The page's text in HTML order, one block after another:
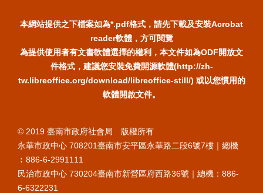
本網站提供之下檔案如為*.pdf格式，請先下載及安裝Acrobat
reader軟體，方可閱覽
為提供使用者有文書軟體選擇的權利，本文件如為ODF開放文
件格式，建議您安裝免費開源軟體(http://zh-
tw.libreoffice.org/download/libreoffice-still/) 或以您慣用的
軟體開啟文件。
© 2019 臺南市政府社會局 版權所有
永華市政中心 708201臺南市安平區永華路二段6號7樓｜總機
︰886-6-2991111
民治市政中心 730204臺南市新營區府西路36號｜總機：886-
6-6322231